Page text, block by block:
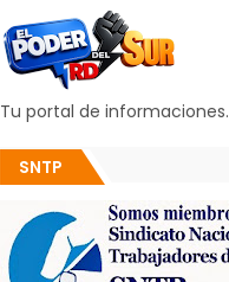
Tu portal de informaciones.
SNTP